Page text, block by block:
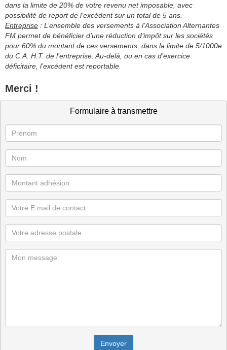
dans la limite de 20% de votre revenu net imposable, avec
possibilité de report de l’excédent sur un total de 5 ans.
Entreprise : L’ensemble des versements à l’Association Alternantes
FM permet de bénéficier d’une réduction d’impôt sur les sociétés
pour 60% du montant de ces versements, dans la limite de 5/1000e
du C.A. H.T. de l’entreprise. Au-delà, ou en cas d’exercice
déficitaire, l’excédent est reportable.
Merci !
Formulaire à transmettre
Envoyer